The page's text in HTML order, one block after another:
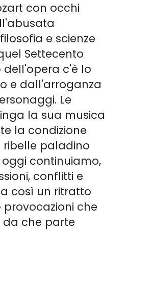
con occhi
e scienze
Settecento
dell'opera c'è lo
e dall'arroganza
Le
la sua musica
la condizione
ribelle paladino
continuiamo,
conflitti e
così un ritratto
che
da che parte